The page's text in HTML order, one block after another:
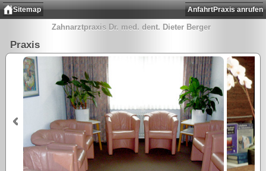
Sitemap Praxis anrufen
Anfahrt
Zahnarztpraxis Dr. med. dent. Dieter Berger
Praxis